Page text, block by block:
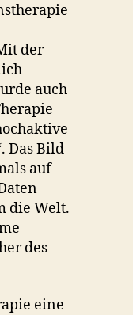
der
auch
Das Bild
auf
die Welt.
des
eine